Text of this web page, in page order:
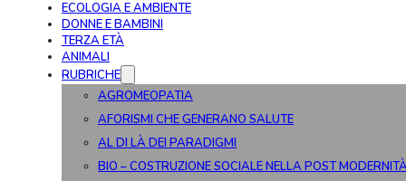
ECOLOGIA E AMBIENTE
DONNE E BAMBINI
TERZA ETÀ
ANIMALI
RUBRICHE
AGROMEOPATIA
AFORISMI CHE GENERANO SALUTE
AL DI LÀ DEI PARADIGMI
BIO – COSTRUZIONE SOCIALE NELLA POST